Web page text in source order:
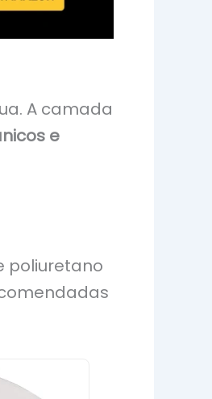
A camada
e
poliuretano